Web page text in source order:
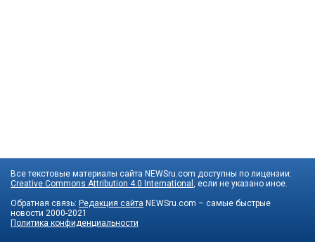
Все текстовые материалы сайта NEWSru.com доступны по лицензии:
Creative Commons Attribution 4.0 International , если не указано иное.
Обратная связь: Редакция сайта NEWSru.com – самые быстрые
новости 2000-2021
Политика конфиденциальности